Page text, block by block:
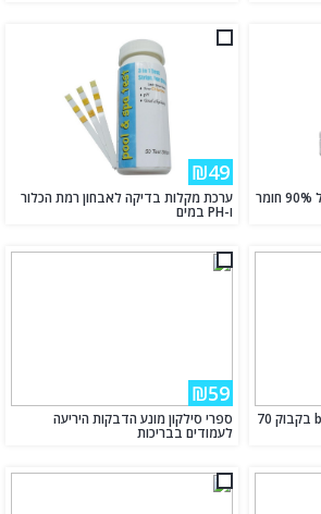
סט 5 טבליות כלור מחוזק בעל 90% חומר
₪49
ערכת מקלות בדיקה לאבחון רמת הכלור
ו-PH במים
נוזל הצללה הטוב בעולם blue בקבוק 70
₪59
ספרי סילקון מונע הדבקות היריעה
לעמודים בבריכות